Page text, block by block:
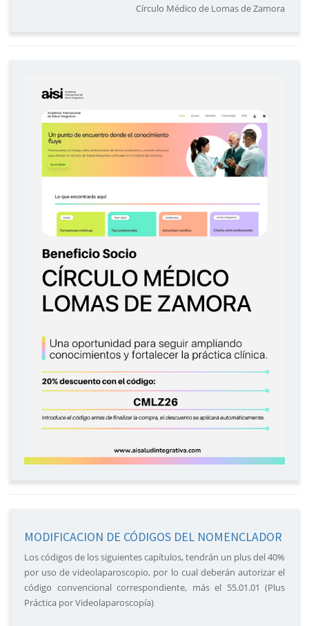
Círculo Médico de Lomas de Zamora
MODIFICACION DE CÓDIGOS DEL NOMENCLADOR
Los códigos de los siguientes capítulos, tendrán un plus del 40%
por uso de videolaparoscopio, por lo cual deberán autorizar el
código convencional correspondiente, más el 55.01.01 (Plus
Práctica por Videolaparoscopía)